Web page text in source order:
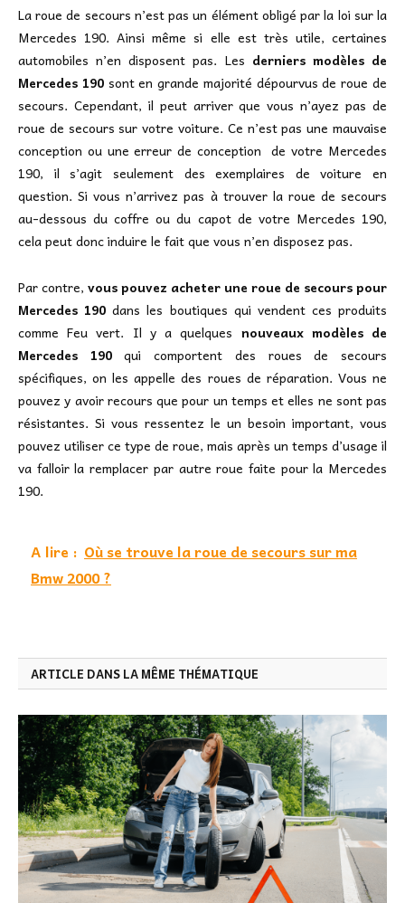
La roue de secours n’est pas un élément obligé par la loi sur la
Mercedes 190. Ainsi même si elle est très utile, certaines
automobiles n’en disposent pas. Les derniers modèles de
Mercedes 190sont en grande majorité dépourvus de roue de
secours. Cependant, il peut arriver que vous n’ayez pas de
roue de secours sur votre voiture. Ce n’est pas une mauvaise
conception ou une erreur de conception de votre Mercedes
190, il s’agit seulement des exemplaires de voiture en
question. Si vous n’arrivez pas à trouver la roue de secours
au-dessous du coffre ou du capot de votre Mercedes 190,
cela peut donc induire le fait que vous n’en disposez pas.
Par contre, vous pouvez acheter une roue de secours pour
Mercedes 190 dans les boutiques qui vendent ces produits
comme Feu vert. Il y a quelques nouveaux modèles de
Mercedes 190qui comportent des roues de secours
spécifiques, on les appelle des roues de réparation. Vous ne
pouvez y avoir recours que pour un temps et elles ne sont pas
résistantes. Si vous ressentez le un besoin important, vous
pouvez utiliser ce type de roue, mais après un temps d’usage il
va falloir la remplacer par autre roue faite pour la Mercedes
190.
A lire : Où se trouve la roue de secours sur ma
Bmw 2000 ?
ARTICLE DANS LA MÊME THÉMATIQUE